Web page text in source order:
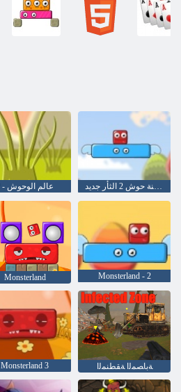
عالم الوحوش - 2 مدينة حوش 2 الثأر جديد
Monsterland Monsterland - 2
Monsterland 3 ﺔﺑﺎﺼﻤﻟﺍ ﺔﻘﻄﻨﻤﻟﺍ